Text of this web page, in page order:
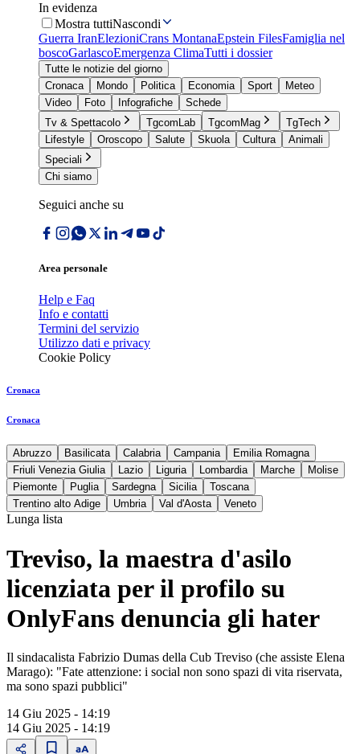
In evidenza
Mostra tuttiNascondi
Guerra IranElezioniCrans MontanaEpstein FilesFamiglia nel
boscoGarlascoEmergenza ClimaTutti i dossier
Tutte le notizie del giorno
Cronaca
Mondo Politica Economia Sport
Meteo
Video
Foto Infografiche
Schede
Tv & Spettacolo
TgcomLab TgcomMag
TgTech
Lifestyle
Oroscopo Salute Skuola Cultura
Animali
Speciali
Chi siamo
Seguici anche su
Area personale
Help e Faq
Info e contatti
Termini del servizio
Utilizzo dati e privacy
Cookie Policy
Cronaca
Cronaca
Abruzzo Basilicata Calabria Campania
Emilia Romagna
Friuli Venezia Giulia
Lazio Liguria Lombardia Marche
Molise
Piemonte
Puglia Sardegna Sicilia
Toscana
Trentino alto Adige
Umbria Val d'Aosta Veneto
Lunga lista
Treviso, la maestra d'asilo
licenziata per il profilo su
OnlyFans denuncia gli hater
Il sindacalista Fabrizio Dumas della Cub Treviso (che assiste Elena
Marago): "Fate attenzione: i social non sono spazi di vita riservata,
ma sono spazi pubblici"
14 Giu 2025 - 14:19
14 Giu 2025 - 14:19